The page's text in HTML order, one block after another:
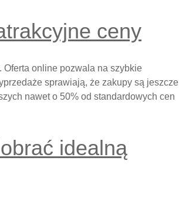
ceny
online pozwala na szybkie
sprawiają, że zakupy są jeszcze
nawet o 50% od standardowych cen
idealną